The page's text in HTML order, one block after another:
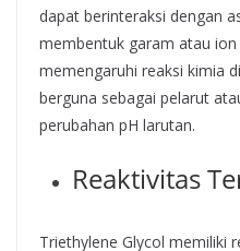
dapat berinteraksi dengan
membentuk garam atau
memengaruhi reaksi kimia
berguna sebagai pelarut
perubahan pH larutan.
Reaktivitas
Triethylene Glycol memiliki